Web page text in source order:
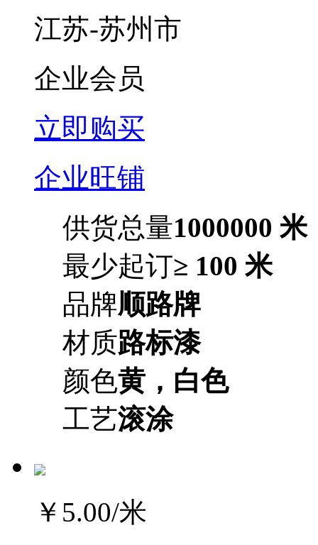
江苏-苏州市
企业会员
立即购买
企业旺铺
供货总量1000000 米
最少起订≥ 100 米
品牌顺路牌
材质路标漆
颜色黄，白色
工艺滚涂
￥5.00/米